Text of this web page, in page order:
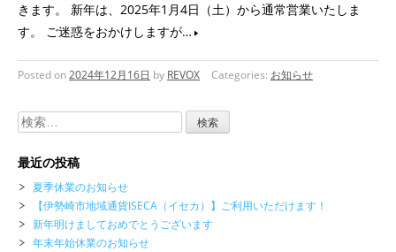
きます。 新年は、2025年1月4日（土）から通常営業いたしま
す。 ご迷惑をおかけしますが…
Posted on2024年12月16日 by REVOX Categories: お知らせ
検
最近の投稿
夏季休業のお知らせ
【伊勢崎市地域通貨ISECA（イセカ）】ご利用いただけます！
新年明けましておめでとうございます
年末年始休業のお知らせ